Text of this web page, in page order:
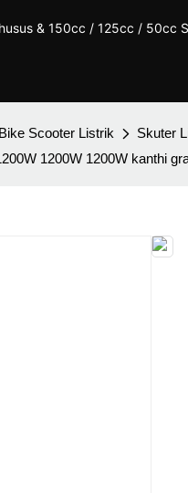
& 150cc / 125cc / 50cc
Bike Scooter Listrik
Skuter
1200W 1200W kanthi